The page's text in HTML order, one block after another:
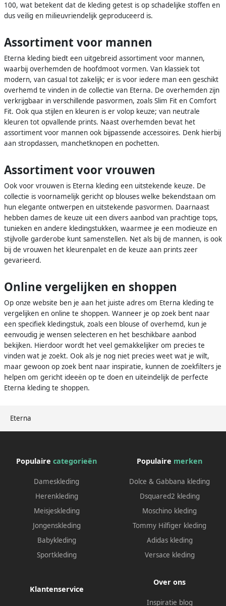
Eterna
100, wat betekent dat de kleding getest is op schadelijke stoffen en
dus veilig en milieuvriendelijk geproduceerd is.
Assortiment voor mannen
Eterna kleding biedt een uitgebreid assortiment voor mannen,
waarbij overhemden de hoofdmoot vormen. Van klassiek tot
modern, van casual tot zakelijk; er is voor iedere man een geschikt
overhemd te vinden in de collectie van Eterna. De overhemden zijn
verkrijgbaar in verschillende pasvormen, zoals Slim Fit en Comfort
Fit. Ook qua stijlen en kleuren is er volop keuze; van neutrale
kleuren tot opvallende prints. Naast overhemden bevat het
assortiment voor mannen ook bijpassende accessoires. Denk hierbij
aan stropdassen, manchetknopen en pochetten.
Assortiment voor vrouwen
Ook voor vrouwen is Eterna kleding een uitstekende keuze. De
collectie is voornamelijk gericht op blouses welke bekendstaan om
hun elegante ontwerpen en uitstekende pasvormen. Daarnaast
hebben dames de keuze uit een divers aanbod van prachtige tops,
tunieken en andere kledingstukken, waarmee je een modieuze en
stijlvolle garderobe kunt samenstellen. Net als bij de mannen, is ook
bij de vrouwen het kleurenpalet en de keuze aan prints zeer
gevarieerd.
Online vergelijken en shoppen
Op onze website ben je aan het juiste adres om Eterna kleding te
vergelijken en online te shoppen. Wanneer je op zoek bent naar
een specifiek kledingstuk, zoals een blouse of overhemd, kun je
eenvoudig je wensen selecteren en het beschikbare aanbod
bekijken. Hierdoor wordt het veel gemakkelijker om precies te
vinden wat je zoekt. Ook als je nog niet precies weet wat je wilt,
maar gewoon op zoek bent naar inspiratie, kunnen de zoekfilters je
helpen om gericht ideeën op te doen en uiteindelijk de perfecte
Eterna kleding te shoppen.
Populaire categorieën
Dameskleding
Herenkleding
Meisjeskleding
Jongenskleding
Babykleding
Sportkleding
Populaire merken
Dolce & Gabbana kleding
Dsquared2 kleding
Moschino kleding
Tommy Hilfiger kleding
Adidas kleding
Versace kleding
Klantenservice
Over ons
Inspiratie blog